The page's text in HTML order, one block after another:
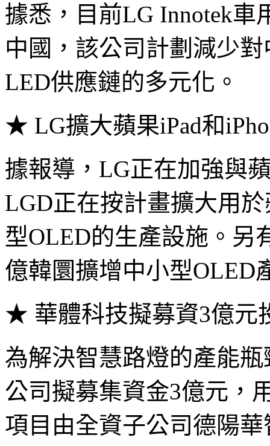
據悉，目前LG Innotek車
中國，該公司計劃減少
LED供應鏈的多元化。
★ LG擴大蘋果iPad和
據報導，LG正在加強與
LGD正在按計畫擴大用
型OLED的生產設施。另
億韓圜擴增中小型OLED
★ 華體科技擬募資3億元
為解決智慧路燈的產能
公司擬募集資金3億元，
項目由全資子公司德陽